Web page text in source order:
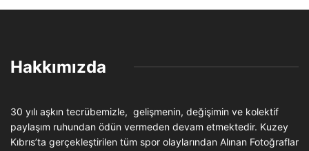
Hakkımızda
30 yılı aşkın tecrübemizle, gelişmenin, değişimin ve kolektif
paylaşım ruhundan ödün vermeden devam etmektedir. Kuzey
Kıbrıs’ta gerçekleştirilen tüm spor olaylarından Alınan Fotoğraflar